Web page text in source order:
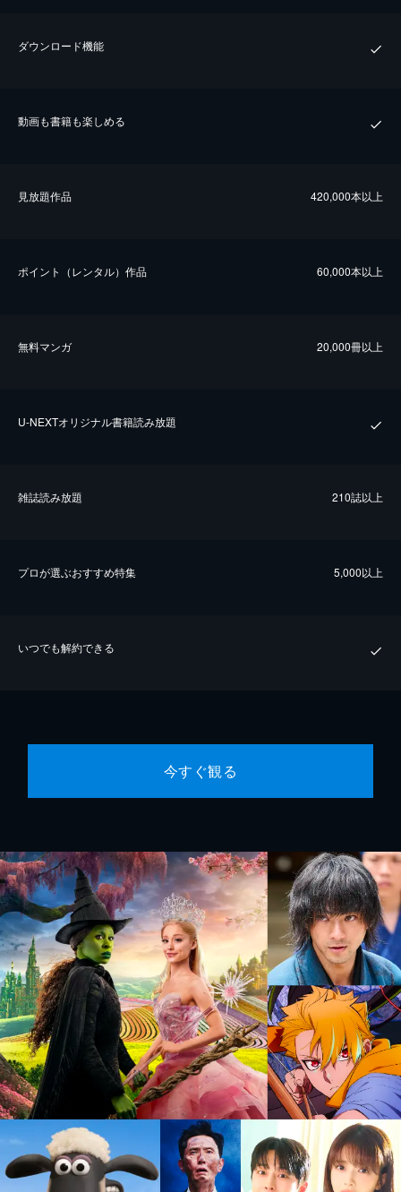
ダウンロード機能
動画も書籍も楽しめる
⾒放題作品 420,000本以上
ポイント（レンタル）作品 60,000本以上
無料マンガ 20,000冊以上
U-NEXTオリジナル書籍読み放題
雑誌読み放題 210誌以上
プロが選ぶおすすめ特集 5,000以上
いつでも解約できる
今すぐ観る